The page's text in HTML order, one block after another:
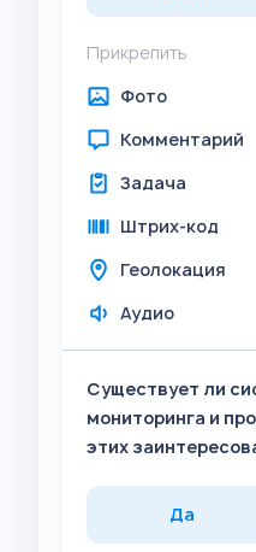
Прикрепить
Фото
Комментарий
Задача
Штрих-код
Геолокация
Аудио
Существует ли
мониторинга и
этих
Да